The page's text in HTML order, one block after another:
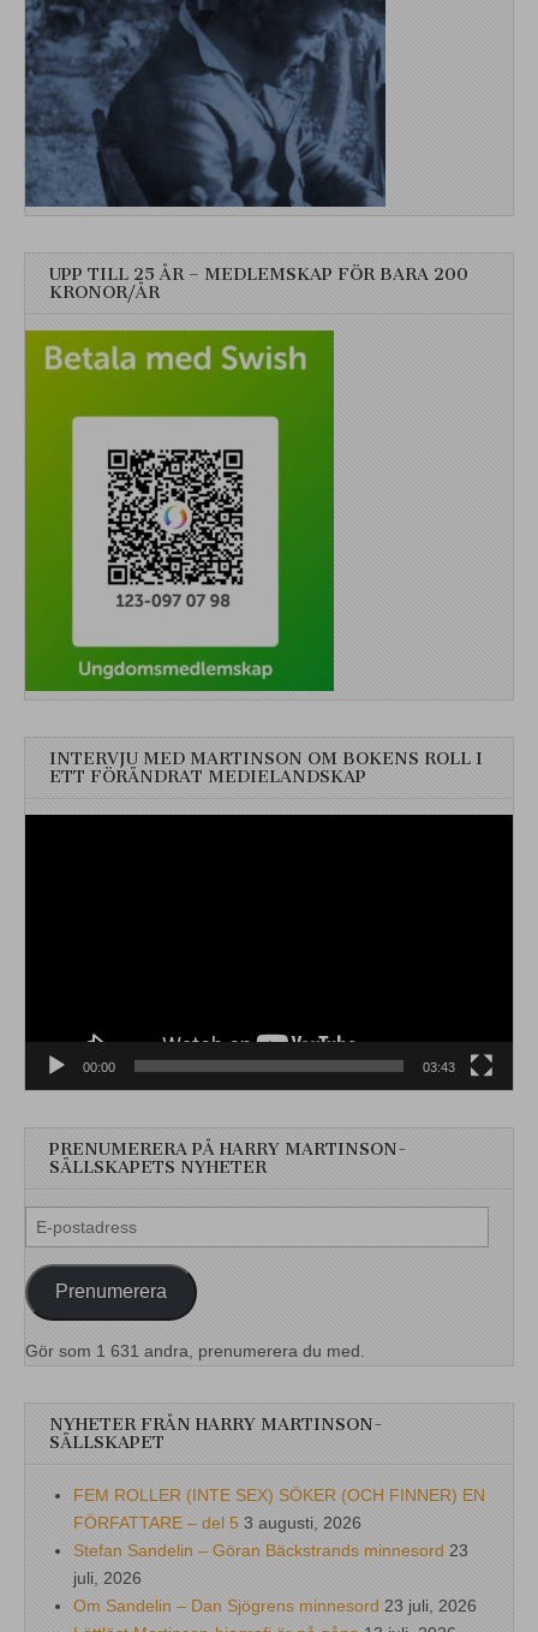
UPP TILL 25 ÅR – MEDLEMSKAP FÖR BARA 200
KRONOR/ÅR
INTERVJU MED MARTINSON OM BOKENS ROLL I
ETT FÖRÄNDRAT MEDIELANDSKAP
00:00 03:43
PRENUMERERA PÅ HARRY MARTINSON-
SÄLLSKAPETS NYHETER
E-
postadress
Prenumerera
Gör som 1 631 andra, prenumerera du med.
NYHETER FRÅN HARRY MARTINSON-
SÄLLSKAPET
FEM ROLLER (INTE SEX) SÖKER (OCH FINNER) EN
FÖRFATTARE – del 5 3 augusti, 2026
Stefan Sandelin – Göran Bäckstrands minnesord 23
juli, 2026
Om Sandelin – Dan Sjögrens minnesord 23 juli, 2026